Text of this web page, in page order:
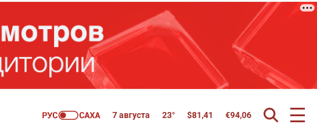
7 августа 23° $81,41 €94,06